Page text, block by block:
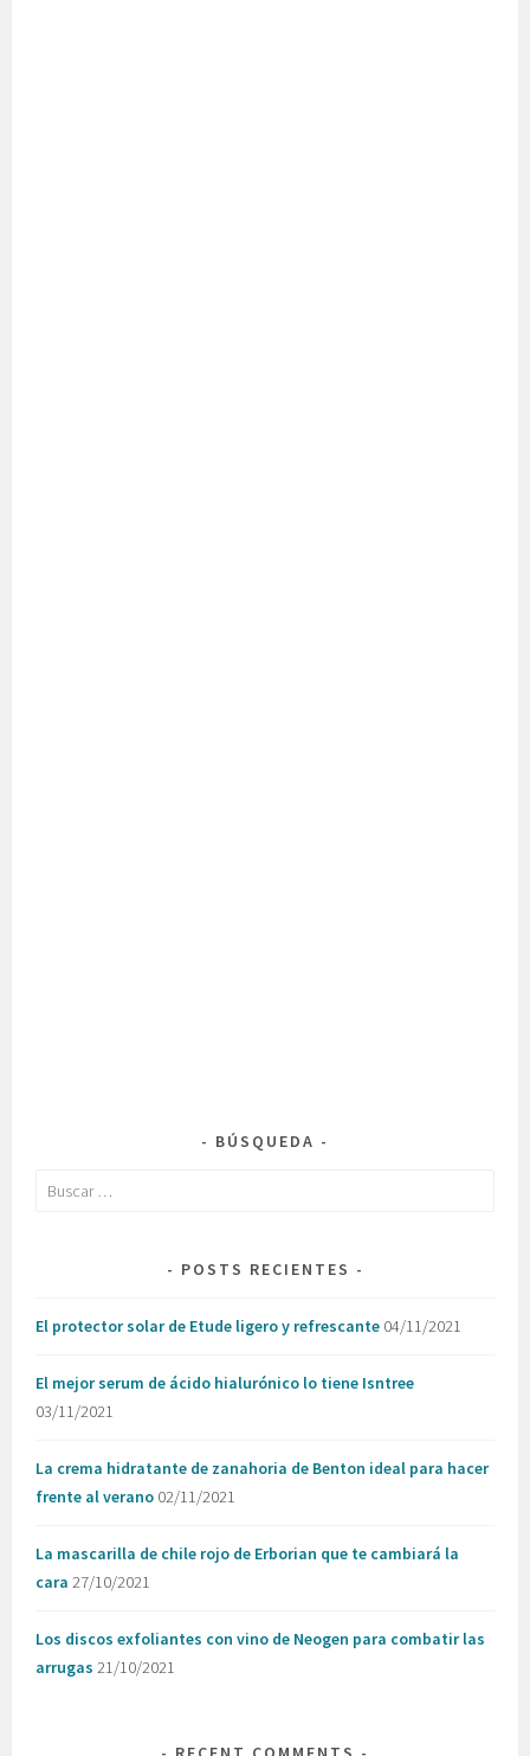
BÚSQUEDA
Buscar:
POSTS RECIENTES
El protector solar de Etude ligero y refrescante 04/11/2021
El mejor serum de ácido hialurónico lo tiene Isntree
03/11/2021
La crema hidratante de zanahoria de Benton ideal para hacer
frente al verano 02/11/2021
La mascarilla de chile rojo de Erborian que te cambiará la
cara 27/10/2021
Los discos exfoliantes con vino de Neogen para combatir las
arrugas 21/10/2021